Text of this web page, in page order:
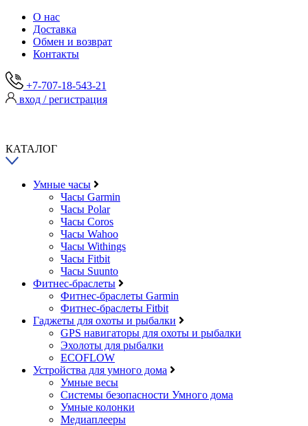
О нас
Доставка
Обмен и возврат
Контакты
+7-707-18-543-21
вход / регистрация
КАТАЛОГ
Умные часы
Часы Garmin
Часы Polar
Часы Coros
Часы Wahoo
Часы Withings
Часы Fitbit
Часы Suunto
Фитнес-браслеты
Фитнес-браслеты Garmin
Фитнес-браслеты Fitbit
Гаджеты для охоты и рыбалки
GPS навигаторы для охоты и рыбалки
Эхолоты для рыбалки
ECOFLOW
Устройства для умного дома
Умные весы
Системы безопасности Умного дома
Умные колонки
Медиаплееры